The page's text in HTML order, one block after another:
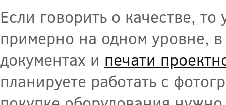
Если говорить о качестве,
примерно на одном уровне, в
документах и печати
планируете работать с